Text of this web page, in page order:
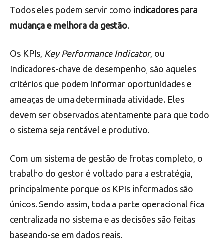
Todos eles podem servir como indicadores para
mudança e melhora da gestão.
Os KPIs, Key Performance Indicator, ou
Indicadores-chave de desempenho, são aqueles
critérios que podem informar oportunidades e
ameaças de uma determinada atividade. Eles
devem ser observados atentamente para que todo
o sistema seja rentável e produtivo.
Com um sistema de gestão de frotas completo, o
trabalho do gestor é voltado para a estratégia,
principalmente porque os KPIs informados são
únicos. Sendo assim, toda a parte operacional fica
centralizada no sistema e as decisões são feitas
baseando-se em dados reais.